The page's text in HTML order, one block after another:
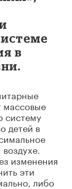
в
массовые
систему
детей в
изменения
эти
либо